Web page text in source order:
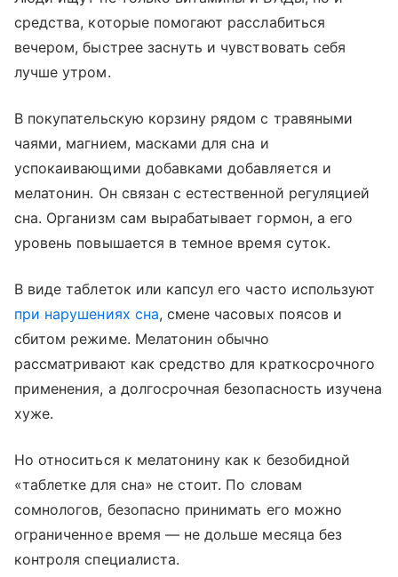
средства, которые помогают расслабиться
вечером, быстрее заснуть и чувствовать себя
лучше утром.
В покупательскую корзину рядом с травяными
чаями, магнием, масками для сна и
успокаивающими добавками добавляется и
мелатонин. Он связан с естественной регуляцией
сна. Организм сам вырабатывает гормон, а его
уровень повышается в темное время суток.
В виде таблеток или капсул его часто используют
при нарушениях сна, смене часовых поясов и
сбитом режиме. Мелатонин обычно
рассматривают как средство для краткосрочного
применения, а долгосрочная безопасность изучена
хуже.
Но относиться к мелатонину как к безобидной
«таблетке для сна» не стоит. По словам
сомнологов, безопасно принимать его можно
ограниченное время — не дольше месяца без
контроля специалиста.